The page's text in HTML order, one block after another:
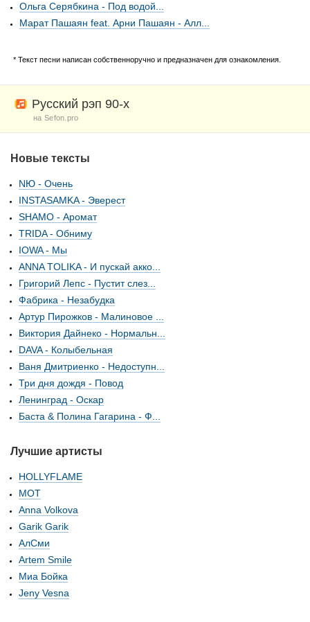
Ольга Серябкина - Под водой...
Марат Пашаян feat. Арни Пашаян - Алл...
* Текст песни написан собственноручно и предназначен для ознакомления.
Русский рэп 90-х
на Sefon.pro
Новые тексты
NЮ - Очень
INSTASAMKA - Эверест
SHAMO - Аромат
TRIDA - Обниму
IOWA - Мы
ANNA TOLIKA - И пускай акко...
Григорий Лепс - Пустит слез...
Фабрика - Незабудка
Артур Пирожков - Малиновое ...
Виктория Дайнеко - Нормальн...
DAVA - Колыбельная
Ваня Дмитриенко - Недоступн...
Три дня дождя - Повод
Ленинград - Оскар
Баста & Полина Гагарина - Ф...
Лучшие артисты
HOLLYFLAME
МОТ
Anna Volkova
Garik Garik
АлСми
Artem Smile
Миа Бойка
Jeny Vesna